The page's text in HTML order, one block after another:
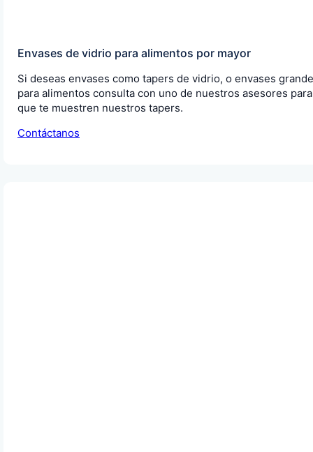
Envases de vidrio para alimentos por mayor
Si deseas envases como tapers de vidrio, o envases
para alimentos consulta con uno de nuestros asesores para
que te muestren nuestros tapers.
Contáctanos